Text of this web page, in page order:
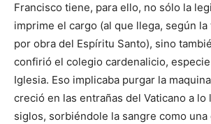
Francisco tiene, para ello, no sólo la
imprime el cargo (al que llega, según
por obra del Espíritu Santo), sino
confirió el colegio cardenalicio,
Iglesia. Eso implicaba purgar la
creció en las entrañas del Vaticano a lo
siglos, sorbiéndole la sangre como una